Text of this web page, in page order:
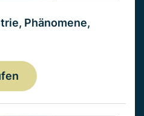
Phänomene,